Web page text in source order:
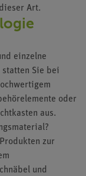
Art.
einzelne
statten Sie bei
oder
aus.
zur
und